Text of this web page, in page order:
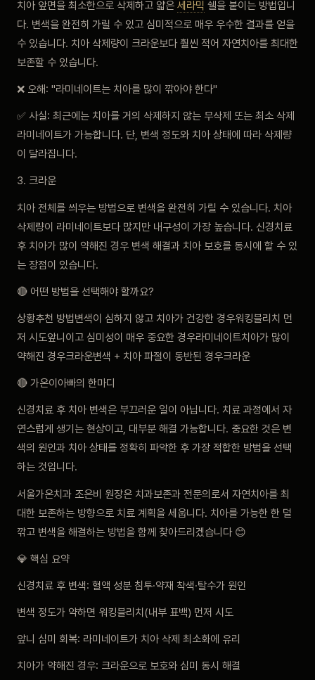
치아 앞면을 최소한으로 삭제하고 얇은 세라믹 쉘을 붙이는 방법입니
다. 변색을 완전히 가릴 수 있고 심미적으로 매우 우수한 결과를 얻을
수 있습니다. 치아 삭제량이 크라운보다 훨씬 적어 자연치아를 최대한
보존할 수 있습니다.
❌ 오해: "라미네이트는 치아를 많이 깎아야 한다"
✅ 사실: 최근에는 치아를 거의 삭제하지 않는 무삭제 또는 최소 삭제
라미네이트가 가능합니다. 단, 변색 정도와 치아 상태에 따라 삭제량
이 달라집니다.
3. 크라운
치아 전체를 씌우는 방법으로 변색을 완전히 가릴 수 있습니다. 치아
삭제량이 라미네이트보다 많지만 내구성이 가장 높습니다. 신경치료
후 치아가 많이 약해진 경우 변색 해결과 치아 보호를 동시에 할 수 있
는 장점이 있습니다.
🔴 어떤 방법을 선택해야 할까요?
상황추천 방법변색이 심하지 않고 치아가 건강한 경우워킹블리치 먼
저 시도앞니이고 심미성이 매우 중요한 경우라미네이트치아가 많이
약해진 경우크라운변색 + 치아 파절이 동반된 경우크라운
🔴 가온이아빠의 한마디
신경치료 후 치아 변색은 부끄러운 일이 아닙니다. 치료 과정에서 자
연스럽게 생기는 현상이고, 대부분 해결 가능합니다. 중요한 것은 변
색의 원인과 치아 상태를 정확히 파악한 후 가장 적합한 방법을 선택
하는 것입니다.
서울가온치과 조은비 원장은 치과보존과 전문의로서 자연치아를 최
대한 보존하는 방향으로 치료 계획을 세웁니다. 치아를 가능한 한 덜
깎고 변색을 해결하는 방법을 함께 찾아드리겠습니다 😊
💎 핵심 요약
신경치료 후 변색: 혈액 성분 침투·약재 착색·탈수가 원인
변색 정도가 약하면 워킹블리치(내부 표백) 먼저 시도
앞니 심미 회복: 라미네이트가 치아 삭제 최소화에 유리
치아가 약해진 경우: 크라운으로 보호와 심미 동시 해결